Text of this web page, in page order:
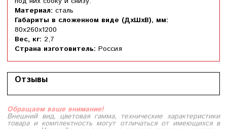
Материал: сталь
Габариты в сложенном виде (ДхШхВ), мм:
80х260х1200
Вес, кг: 2,7
Страна изготовитель: Россия
Отзывы
Обращаем ваше внимание!
Внешний вид, цветовая гамма, технические характеристики
товара и комплектность могут отличаться от имеющихся в